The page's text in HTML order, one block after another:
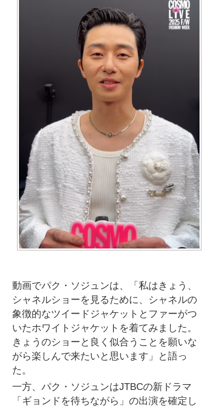
動画でパク・ソジュンは、「私はきょう、
シャネルショーを見るために、シャネルの
象徴的なツイードジャケットとファーがつ
いたホワイトジャケットを着てみました。
きょうのショーと良く似合うことを願いな
がら楽しんで来たいと思います」と語っ
た。
一方、パク・ソジュンはJTBCの新ドラマ
「ギョンドを待ちながら」の出演を確定し